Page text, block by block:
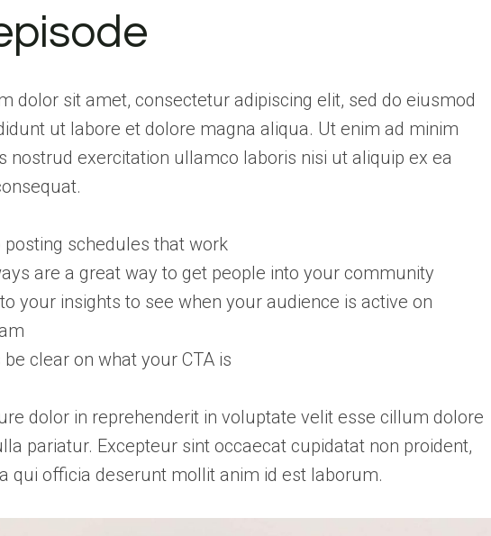
dolor sit amet, consectetur adipiscing elit, sed do eiusmod
ut labore et dolore magna aliqua. Ut enim ad minim
nostrud exercitation ullamco laboris nisi ut aliquip ex ea
posting schedules that work
are a great way to get people into your community
your insights to see when your audience is active on
clear on what your CTA is
dolor in reprehenderit in voluptate velit esse cillum dolore
pariatur. Excepteur sint occaecat cupidatat non proident,
qui officia deserunt mollit anim id est laborum.